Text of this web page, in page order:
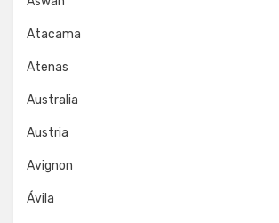
Atacama
Atenas
Australia
Austria
Avignon
Ávila